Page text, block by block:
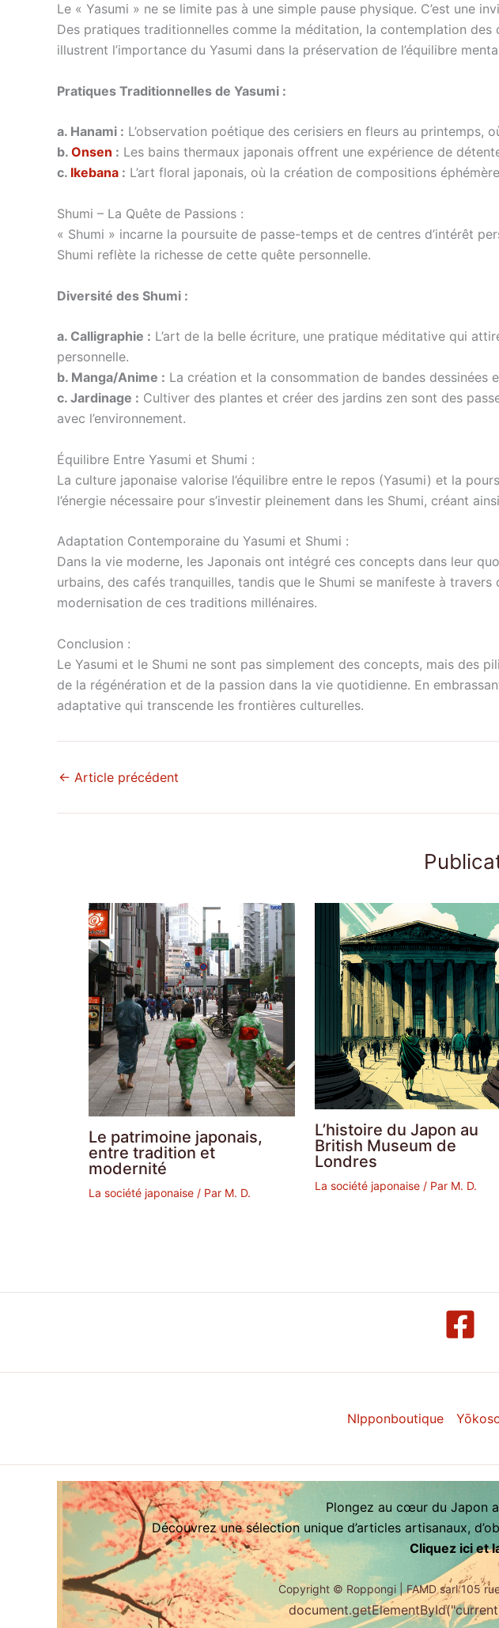
Le « Yasumi » ne se limite pas à une simple pause physique. C’est une
Des pratiques traditionnelles comme la méditation, la contemplation des
illustrent l’importance du Yasumi dans la préservation de l’équilibre
Pratiques Traditionnelles de Yasumi :
a. Hanami : L’observation poétique des cerisiers en fleurs au printemps,
b. Onsen : Les bains thermaux japonais offrent une expérience de
c. Ikebana : L’art floral japonais, où la création de compositions
Shumi – La Quête de Passions :
« Shumi » incarne la poursuite de passe-temps et de centres d’intérêt
Shumi reflète la richesse de cette quête personnelle.
Diversité des Shumi :
a. Calligraphie : L’art de la belle écriture, une pratique méditative qui
personnelle.
b. Manga/Anime : La création et la consommation de bandes dessinées
c. Jardinage : Cultiver des plantes et créer des jardins zen sont des
avec l’environnement.
Équilibre Entre Yasumi et Shumi :
La culture japonaise valorise l’équilibre entre le repos (Yasumi) et la
l’énergie nécessaire pour s’investir pleinement dans les Shumi, créant
Adaptation Contemporaine du Yasumi et Shumi :
Dans la vie moderne, les Japonais ont intégré ces concepts dans leur
urbains, des cafés tranquilles, tandis que le Shumi se manifeste à
modernisation de ces traditions millénaires.
Conclusion :
Le Yasumi et le Shumi ne sont pas simplement des concepts, mais des
de la régénération et de la passion dans la vie quotidienne. En
adaptative qui transcende les frontières culturelles.
← Article précédent
Le patrimoine japonais,
entre tradition et
modernité
La société japonaise / Par M. D.
L’histoire du Japon au
British Museum de
Londres
La société japonaise / Par M. D.
NIpponboutique
Plongez au cœur du Japon
Découvrez une sélection unique d’articles artisanaux,
Cliquez ici et
Copyright © Roppongi | FAMD sarl 105